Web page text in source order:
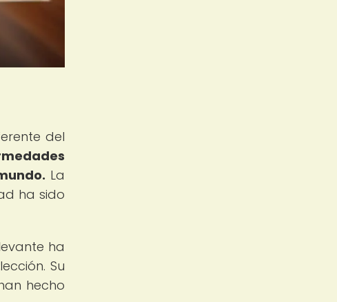
del
La
ha sido
ha
Su
hecho